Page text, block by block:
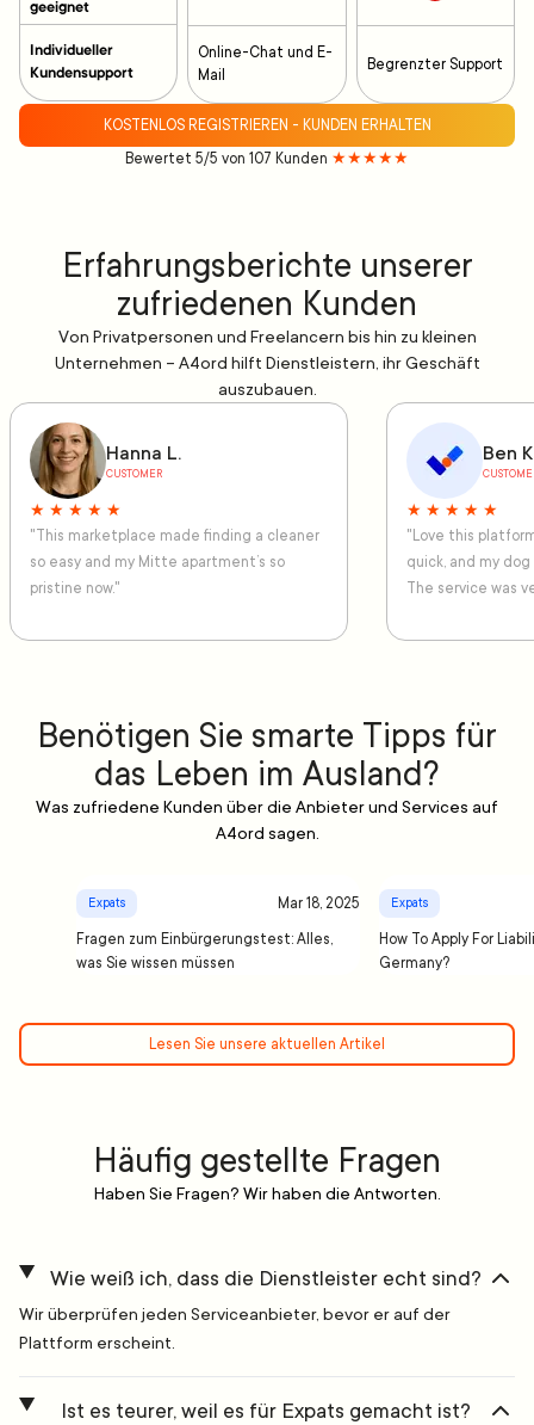
geeignet
Individueller
Kundensupport
Online-Chat und E-
Mail
Begrenzter Support
KOSTENLOS REGISTRIEREN - KUNDEN ERHALTEN
Bewertet 5/5 von 107 Kunden ★★★★★
Erfahrungsberichte unserer
zufriedenen Kunden
Von Privatpersonen und Freelancern bis hin zu kleinen
Unternehmen – A4ord hilft Dienstleistern, ihr Geschäft
auszubauen.
Hanna L.
CUSTOMER
★ ★ ★ ★ ★
"This marketplace made finding a cleaner
so easy and my Mitte apartment’s so
pristine now."
Ben
★ ★ ★ ★ ★
"Love this
quick, and my
The service was
Benötigen Sie smarte Tipps für
das Leben im Ausland?
Was zufriedene Kunden über die Anbieter und Services auf
A4ord sagen.
Expats Mar 18, 2025
Fragen zum Einbürgerungstest: Alles,
was Sie wissen müssen
Expats
How To Apply For
Germany?
Lesen Sie unsere aktuellen Artikel
Häufig gestellte Fragen
Haben Sie Fragen? Wir haben die Antworten.
Wie weiß ich, dass die Dienstleister echt sind?
Wir überprüfen jeden Serviceanbieter, bevor er auf der
Plattform erscheint.
Ist es teurer, weil es für Expats gemacht ist?